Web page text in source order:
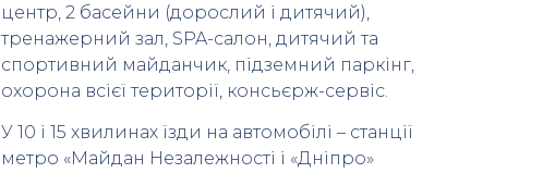
центр, 2 басейни (дорослий і дитячий),
тренажерний зал, SPA-салон, дитячий та
спортивний майданчик, підземний паркінг,
охорона всієї території, консьєрж-сервіс.
У 10 і 15 хвилинах їзди на автомобілі – станції
метро «Майдан Незалежності і «Дніпро»